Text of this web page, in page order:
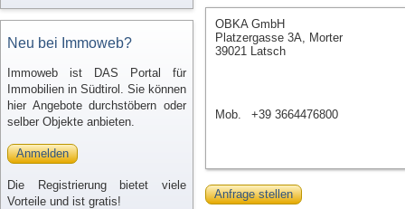
Neu bei Immoweb?
Immoweb ist DAS Portal für
Immobilien in Südtirol. Sie können
hier Angebote durchstöbern oder
selber Objekte anbieten.
Anmelden
Die Registrierung bietet viele
Vorteile und ist gratis!
OBKA GmbH
Platzergasse 3A, Morter
39021 Latsch
Mob. +39 3664476800
Anfrage stellen